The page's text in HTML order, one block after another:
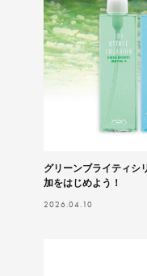
グリーンブライティシ
加をはじめよう！
2026.04.10